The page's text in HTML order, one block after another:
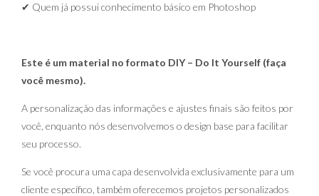
✔ Quem já possui conhecimento básico em Photoshop
Este é um material no formato DIY – Do It Yourself (faça
você mesmo).
A personalização das informações e ajustes finais são feitos por
você, enquanto nós desenvolvemos o design base para facilitar
seu processo.
Se você procura uma capa desenvolvida exclusivamente para um
cliente específico, também oferecemos projetos personalizados